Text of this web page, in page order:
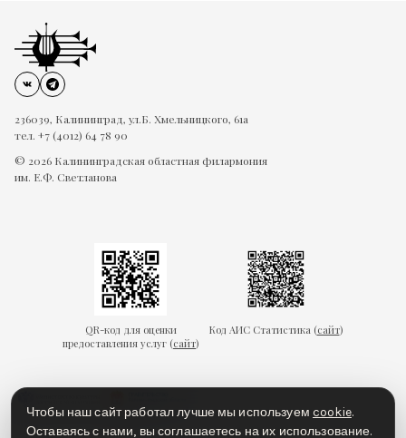
236039, Калининград, ул.Б. Хмельницкого, 61а
тел. +7 (4012) 64 78 90
© 2026 Калининградская областная филармония
им. Е.Ф. Светланова
QR-код для оценки
предоставления услуг (сайт)
Код АИС Статистика (сайт)
Чтобы наш сайт работал лучше мы используемcookie.
Оставаясь с нами, вы соглашаетесь на их использование.